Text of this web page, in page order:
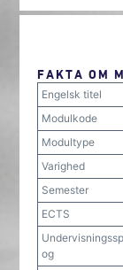
FAKTA OM
Engelsk titel
Modulkode
Modultype
Varighed
Semester
ECTS
og